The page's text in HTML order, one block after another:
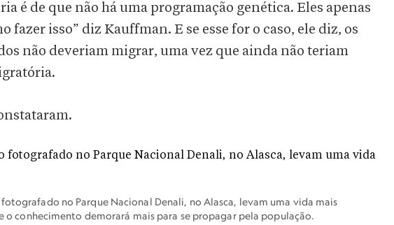
é de que não há uma programação genética. Eles apenas
fazer isso” diz Kauffman. E se esse for o caso, ele diz, os
não deveriam migrar, uma vez que ainda não teriam
no Parque Nacional Denali, no Alasca, levam uma vida mais
o conhecimento demorará mais para se propagar pela população.